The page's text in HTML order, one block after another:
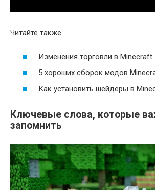
Читайте также
Изменения торговли в Minecraft
5 хороших сборок модов
Как установить шейдеры в
Ключевые слова, которые
запомнить